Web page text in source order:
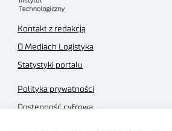
Kontakt z redakcją
O Mediach Logistyka
Statystyki portalu
Polityka prywatności
Dostępność cyfrowa